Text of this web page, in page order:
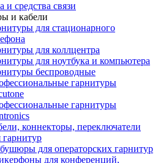
и средства связи
и кабели
для стационарного
для коллцентра
для ноутбука и компьютера
беспроводные
гарнитуры
гарнитуры
коннекторы, переключатели
гарнитур
для операторских гарнитур
для конференций,